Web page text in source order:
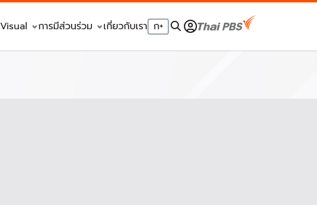
Visual การมีส่วนร่วม เกี่ยวกับเรา ก+